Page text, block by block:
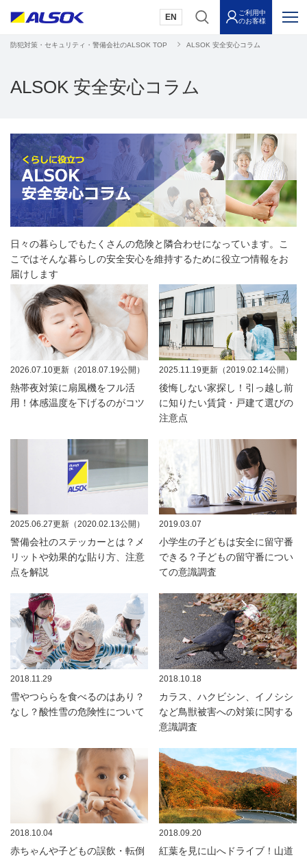
EN
ご利用中
のお客様
防犯対策・セキュリティ・警備会社のALSOK TOP ALSOK 安全安心コラム
ALSOK 安全安心コラム
日々の暮らしでもたくさんの危険と隣合わせになっています。こ
こではそんな暮らしの安全安心を維持するために役立つ情報をお
届けします
2026.07.10更新（2018.07.19公開）
熱帯夜対策に扇風機をフル活
用！体感温度を下げるのがコツ
2025.11.19更新（2019.02.14公開）
後悔しない家探し！引っ越し前
に知りたい賃貸・戸建て選びの
注意点
2025.06.27更新（2020.02.13公開）
警備会社のステッカーとは？メ
リットや効果的な貼り方、注意
点を解説
2019.03.07
小学生の子どもは安全に留守番
できる？子どもの留守番につい
ての意識調査
2018.11.29
雪やつららを食べるのはあり？
なし？酸性雪の危険性について
2018.10.18
カラス、ハクビシン、イノシシ
など鳥獣被害への対策に関する
意識調査
2018.10.04
赤ちゃんや子どもの誤飲・転倒
2018.09.20
紅葉を見に山へドライブ！山道